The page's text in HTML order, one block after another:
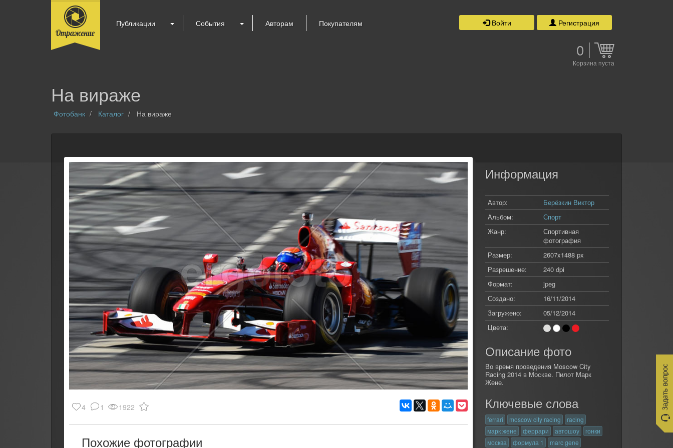
Публикации События Авторам Покупателям Войти Регистрация
0
Корзина пуста
На вираже
Фотобанк Каталог На вираже
4 1 1922
Похожие фотографии
Информация
Автор:
Берёзкин Виктор
Альбом:
Спорт
Жанр:
Спортивная
фотография
Размер:
2607x1488 px
Разрешение:
240 dpi
Формат:
jpeg
Создано:
16/11/2014
Загружено:
05/12/2014
Цвета:
Описание фото
Во время проведения Moscow City
Racing 2014 в Москве. Пилот Марк
Жене.
Ключевые слова
ferrari moscow city racing
racing
марк жене
феррари автошоу
гонки
москва
формула 1 marc gene